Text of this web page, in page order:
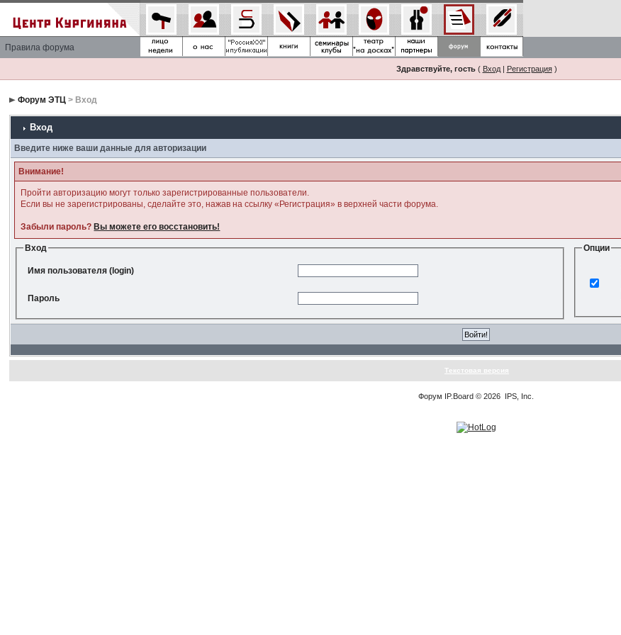
Правила форума
Здравствуйте, гость( Вход| Регистрация)
Форум ЭТЦ > Вход
Вход
Введите ниже ваши данные для авторизации
Внимание!
Пройти авторизацию могут только зарегистрированные пользователи.
Если вы не зарегистрированы, сделайте это, нажав на ссылку «Регистрация» в верхней части форума.
Забыли пароль? Вы можете его восстановить!
Вход
Имя пользователя (login)
Пароль
Опции
Текстовая версия
Форум IP.Board © 2026 IPS, Inc